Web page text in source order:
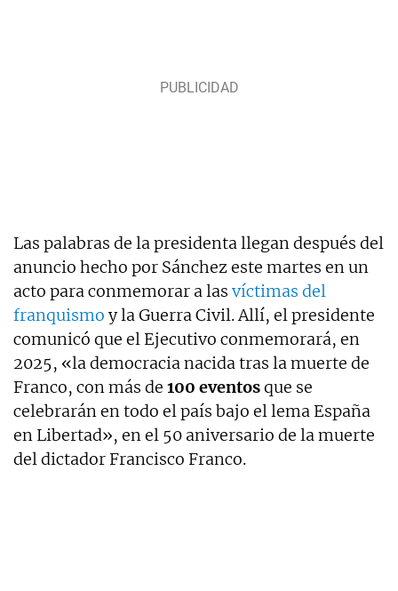
Las palabras de la presidenta llegan después del
anuncio hecho por Sánchez este martes en un
acto para conmemorar a las víctimas del
franquismo y la Guerra Civil. Allí, el presidente
comunicó que el Ejecutivo conmemorará, en
2025, «la democracia nacida tras la muerte de
Franco, con más de 100 eventosque se
celebrarán en todo el país bajo el lema España
en Libertad», en el 50 aniversario de la muerte
del dictador Francisco Franco.